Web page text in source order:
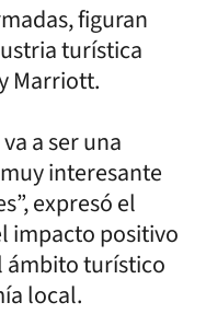
figuran
turística
Marriott.
a ser una
interesante
expresó el
impacto positivo
ámbito turístico
local.